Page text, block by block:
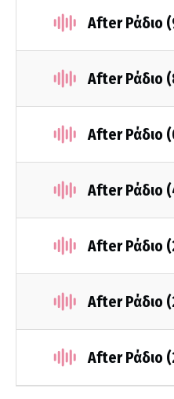
After Ράδιο
After Ράδιο
After Ράδιο
After Ράδιο
After Ράδιο
After Ράδιο
After Ράδιο